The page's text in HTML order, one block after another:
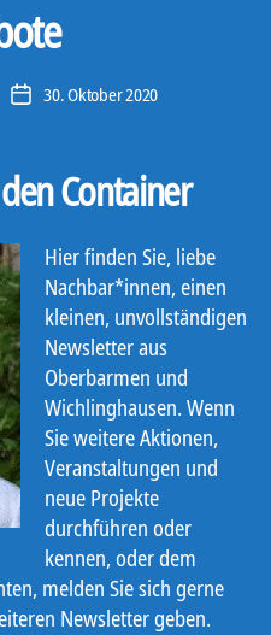
Veröffentlichungsdatum
30. Oktober 2020
Container
Hier finden Sie, liebe
Nachbar*innen, einen
kleinen, unvollständigen
Newsletter aus
Oberbarmen und
Wichlinghausen. Wenn
Sie weitere Aktionen,
Veranstaltungen und
neue Projekte
durchführen oder
kennen, oder dem
melden Sie sich gerne
Newsletter geben.